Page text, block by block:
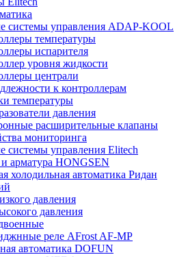
системы управления ADAP-KOOL
температуры
испарителя
уровня жидкости
централи
к контроллерам
температуры
давления
расширительные клапаны
мониторинга
системы управления Elitech
арматура HONGSEN
холодильная автоматика Ридан
давления
давления
реле AFrost AF-MP
автоматика DOFUN